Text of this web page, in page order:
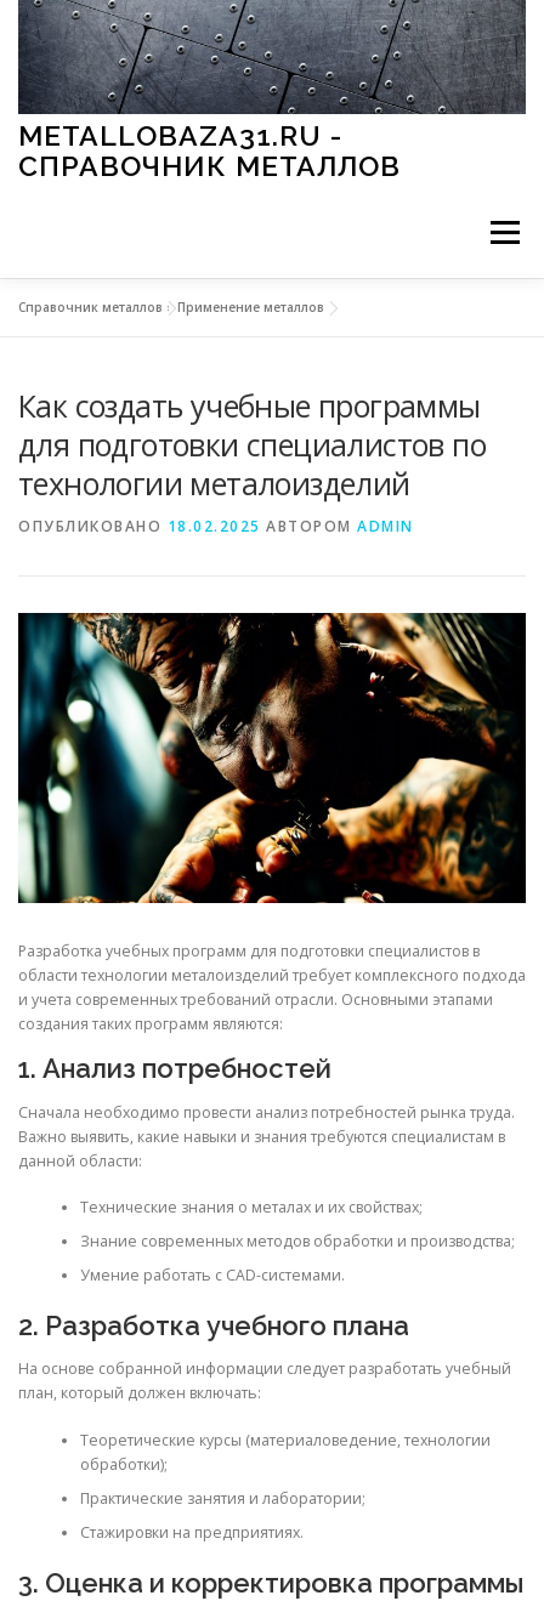
Перейти к содержимому
METALLOBAZA31.RU -
СПРАВОЧНИК МЕТАЛЛОВ
Меню
МЕТАЛЛЫ И ОКРУЖАЮЩАЯ СРЕДА
СТАТЬИ
Справочник металлов »Применение металлов
Как создать учебные программы
для подготовки специалистов по
технологии металоизделий
ОПУБЛИКОВАНО 18.02.2025 АВТОРОМ ADMIN
Разработка учебных программ для подготовки специалистов в
области технологии металоизделий требует комплексного подхода
и учета современных требований отрасли. Основными этапами
создания таких программ являются:
1. Анализ потребностей
Сначала необходимо провести анализ потребностей рынка труда.
Важно выявить, какие навыки и знания требуются специалистам в
данной области:
Технические знания о металах и их свойствах;
Знание современных методов обработки и производства;
Умение работать с CAD-системами.
2. Разработка учебного плана
На основе собранной информации следует разработать учебный
план, который должен включать:
Теоретические курсы (материаловедение, технологии
обработки);
Практические занятия и лаборатории;
Стажировки на предприятиях.
3. Оценка и корректировка программы